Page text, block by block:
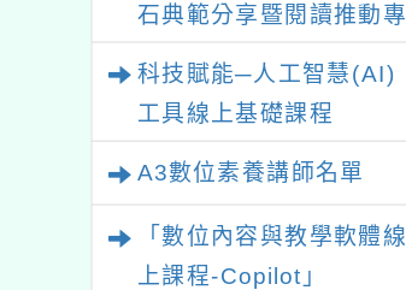
石典範分享暨閱讀推動專
科技賦能─人工智慧(AI)
工具線上基礎課程
A3數位素養講師名單
「數位內容與教學軟體線
上課程-Copilot」